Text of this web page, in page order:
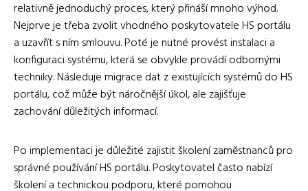
relativně jednoduchý proces, který přináší mnoho výhod.
Nejprve je třeba zvolit vhodného poskytovatele HS portálu
a uzavřít s ním smlouvu. Poté je nutné provést instalaci a
konfiguraci systému, která se obvykle provádí odbornými
techniky. Následuje migrace dat z existujících systémů do HS
portálu, což může být náročnější úkol, ale zajišťuje
zachování důležitých informací.
Po implementaci je důležité zajistit školení zaměstnanců pro
správné používání HS portálu. Poskytovatel často nabízí
školení a technickou podporu, které pomohou